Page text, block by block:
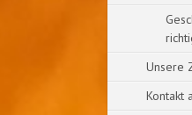
Unsere
Kontakt